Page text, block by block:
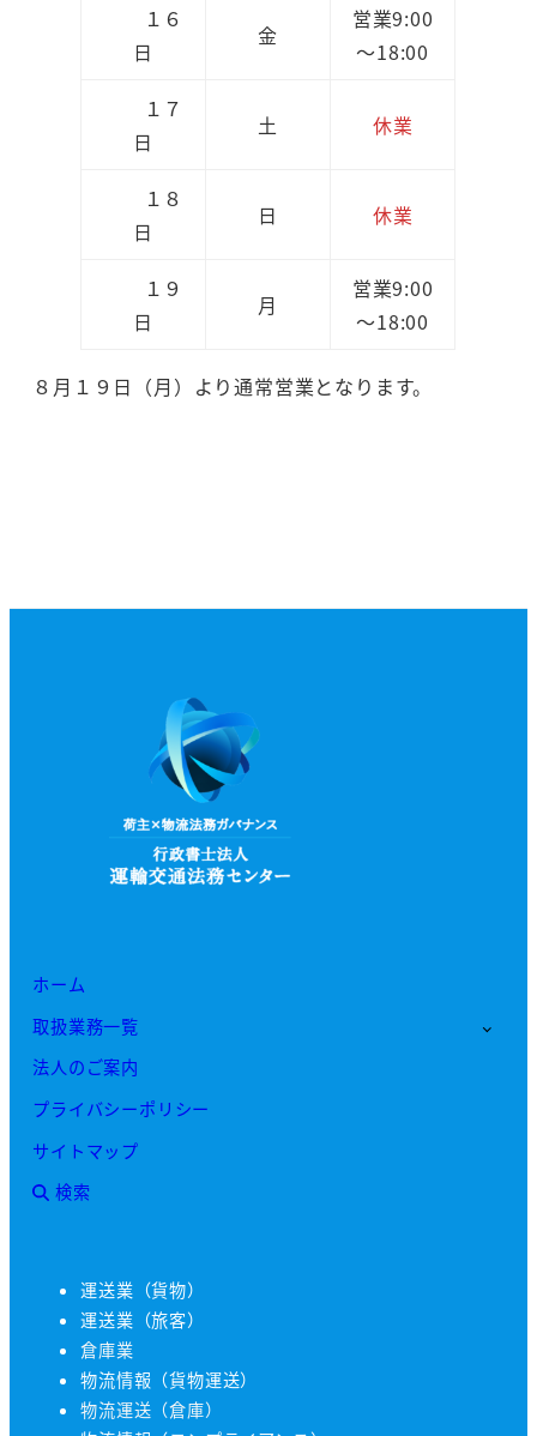
１６
日
金
営業9:00
～18:00
１７
日
土 休業
１８
日
日 休業
１９
日
月
営業9:00
～18:00
８月１９日（月）より通常営業となります。
ホーム
取扱業務一覧
法人のご案内
プライバシーポリシー
サイトマップ
検索
運送業（貨物）
運送業（旅客）
倉庫業
物流情報（貨物運送）
物流運送（倉庫）